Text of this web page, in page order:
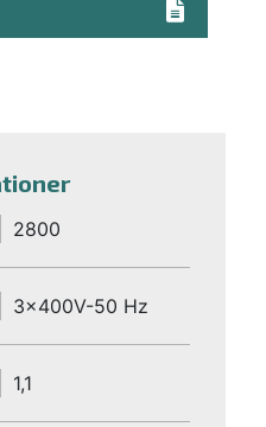
2800
3x400V-50 Hz
1,1